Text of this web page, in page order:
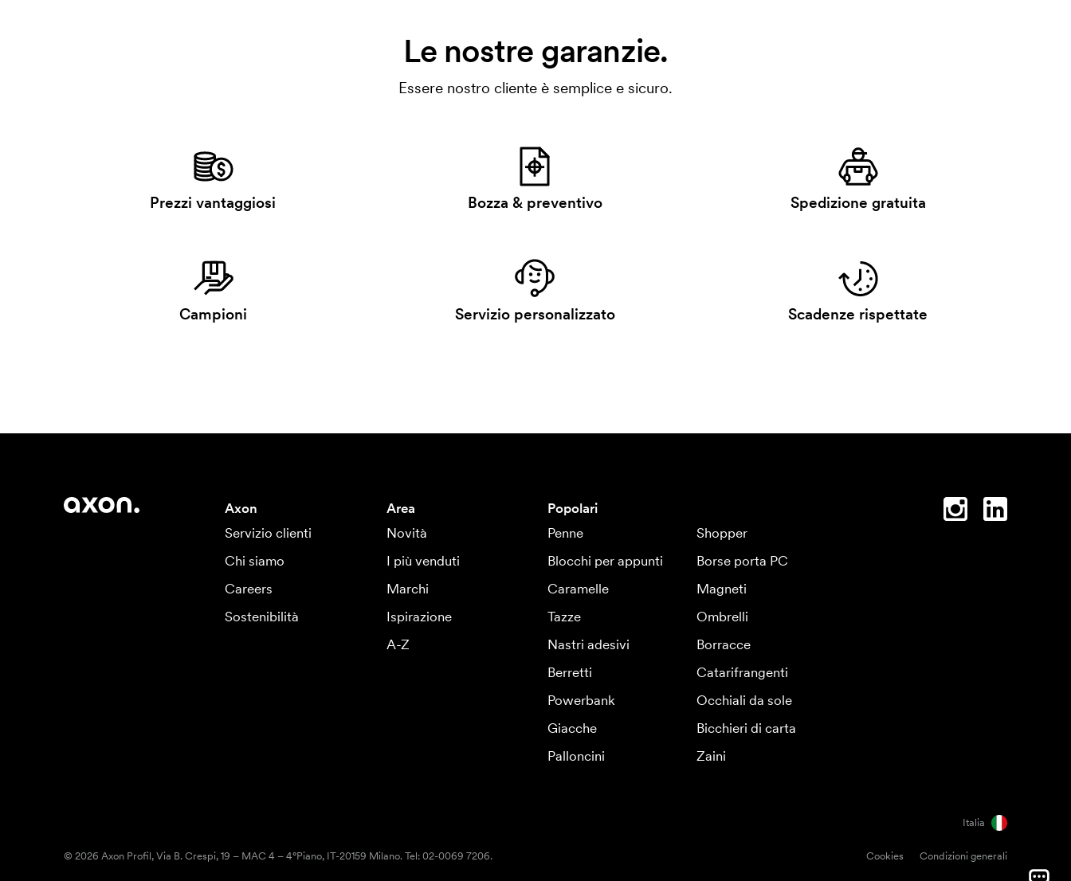
Le nostre garanzie.
Essere nostro cliente è semplice e sicuro.
Prezzi vantaggiosi Bozza & preventivo Spedizione gratuita
Campioni Servizio personalizzato Scadenze rispettate
Axon
Servizio clienti
Chi siamo
Careers
Sostenibilità
Area
Novità
I più venduti
Marchi
Ispirazione
A-Z
Popolari
Penne
Shopper
Blocchi per appunti
Borse porta PC
Caramelle
Magneti
Tazze
Ombrelli
Nastri adesivi
Borracce
Berretti
Catarifrangenti
Powerbank
Occhiali da sole
Giacche
Bicchieri di carta
Palloncini
Zaini
Italia
Cookies Condizioni generali
© 2026 Axon Profil, Via B. Crespi, 19 – MAC 4 – 4°Piano, IT-20159 Milano. Tel: 02-0069 7206.